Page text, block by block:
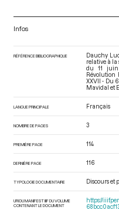
Infos
RÉFÉRENCE BIBLIOGRAPHIQUE
Dauchy
relative à la
du 11 juin
Révolution
XXVII - Du
Mavidal et
LANGUE PRINCIPALE Français
NOMBRE DE PAGES 3
PREMIÈRE PAGE 114
DERNIÈRE PAGE 116
TYPOLOGIE DOCUMENTAIRE Discours et
URI DU MANIFEST IIIF DU VOLUME
CONTENANT LE DOCUMENT
https://